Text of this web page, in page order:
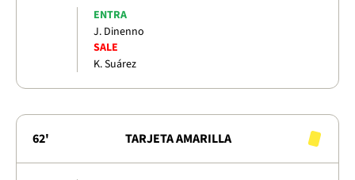
ENTRA
J. Dinenno
SALE
K. Suárez
62' TARJETA AMARILLA